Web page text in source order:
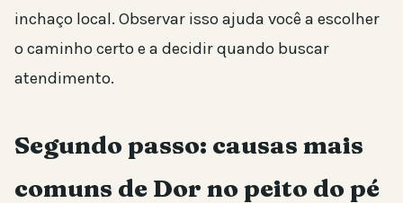
inchaço local. Observar isso ajuda você a escolher
o caminho certo e a decidir quando buscar
atendimento.
Segundo passo: causas mais
comuns de Dor no peito do pé